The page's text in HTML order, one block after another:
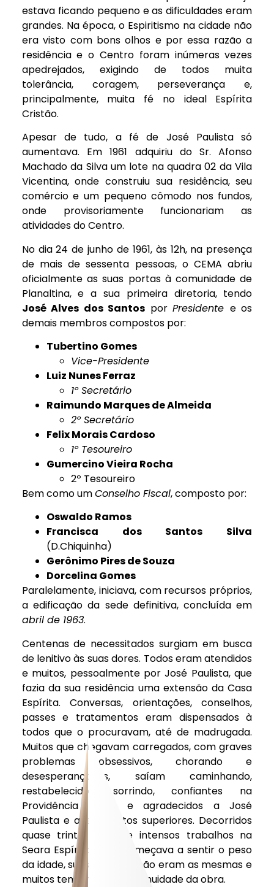
estava ficando pequeno e as dificuldades eram
grandes. Na época, o Espiritismo na cidade não
era visto com bons olhos e por essa razão a
residência e o Centro foram inúmeras vezes
apedrejados, exigindo de todos muita
tolerância, coragem, perseverança e,
principalmente, muita fé no ideal Espírita
Cristão.
Apesar de tudo, a fé de José Paulista só
aumentava. Em 1961 adquiriu do Sr. Afonso
Machado da Silva um lote na quadra 02 da Vila
Vicentina, onde construiu sua residência, seu
comércio e um pequeno cômodo nos fundos,
onde provisoriamente funcionariam as
atividades do Centro.
No dia 24 de junho de 1961, às 12h, na presença
de mais de sessenta pessoas, o CEMA abriu
oficialmente as suas portas à comunidade de
Planaltina, e a sua primeira diretoria, tendo
José Alves dos Santos porPresidente e os
demais membros compostos por:
Tubertino Gomes
Vice-Presidente
Luiz Nunes Ferraz
1º Secretário
Raimundo Marques de Almeida
2º Secretário
Felix Morais Cardoso
1º Tesoureiro
Gumercino Vieira Rocha
2º Tesoureiro
Bem como umConselho Fiscal, composto por:
Oswaldo Ramos
Francisca dos Santos Silva
(D.Chiquinha)
Gerônimo Pires de Souza
Dorcelina Gomes
Paralelamente, iniciava, com recursos próprios,
a edificação da sede definitiva, concluída em
abril de 1963.
Centenas de necessitados surgiam em busca
de lenitivo às suas dores. Todos eram atendidos
e muitos, pessoalmente por José Paulista, que
fazia da sua residência uma extensão da Casa
Espírita. Conversas, orientações, conselhos,
passes e tratamentos eram dispensados à
todos que o procuravam, até de madrugada.
Muitos que chegavam carregados, com graves
problemas obsessivos, chorando e
desesperançados, saíam caminhando,
restabelecidos, sorrindo, confiantes na
Providência Divina e agradecidos a José
Paulista e aos espíritos superiores. Decorridos
quase trinta anos de intensos trabalhos na
Seara Espírita, José começava a sentir o peso
da idade, suas forças já não eram as mesmas e
muitos temiam pela continuidade da obra.